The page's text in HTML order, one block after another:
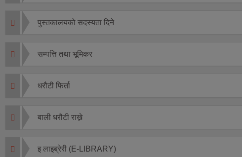
पुस्तकालयको सदस्यता दिने
सम्पत्ति तथा भूमिकर
धरौटी फिर्ता
बाली धरौटी राख्ने
इ लाइब्रेरी (E-LIBRARY)